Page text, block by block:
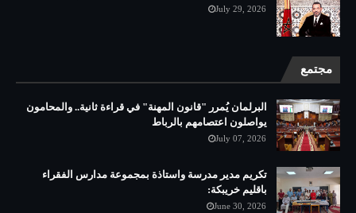
July 29, 2026
مجتمع
البرلمان يُمرر "قانون المهنة" في قراءة ثانية.. والمحامون
يواصلون اعتصامهم بالرباط
July 07, 2026
تكريم مدير مدرسة واستاذة بمجموعة مدارس الفقراء
باقليم خريبكة:
June 30, 2026